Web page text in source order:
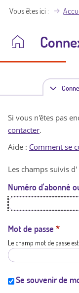
Vous êtes ici
Si vous n'êtes pas
contacter.
Aide : Comment se
Les champs suivis d'
Numéro d'abonné
Mot de passe *
Le champ mot de passe
Se souvenir de